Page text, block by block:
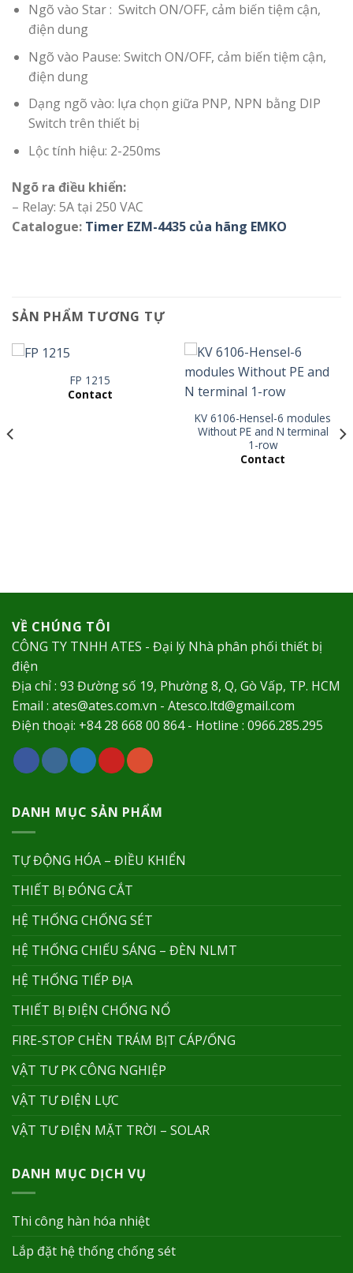
Ngõ vào Star : Switch ON/OFF, cảm biến tiệm cận,
điện dung
Ngõ vào Pause: Switch ON/OFF, cảm biến tiệm cận,
điện dung
Dạng ngõ vào: lựa chọn giữa PNP, NPN bằng DIP
Switch trên thiết bị
Lộc tính hiệu: 2-250ms
Ngõ ra điều khiển:
– Relay: 5A tại 250 VAC
Catalogue: Timer EZM-4435 của hãng EMKO
SẢN PHẨM TƯƠNG TỰ
FP 1215
Contact
KV 6106-Hensel-6 modules
Without PE and N terminal
1-row
Contact
VỀ CHÚNG TÔI
CÔNG TY TNHH ATES - Đại lý Nhà phân phối thiết bị
điện
Địa chỉ : 93 Đường số 19, Phường 8, Q, Gò Vấp, TP. HCM
Email : ates@ates.com.vn - Atesco.ltd@gmail.com
Điện thoại: +84 28 668 00 864 - Hotline : 0966.285.295
DANH MỤC SẢN PHẨM
TỰ ĐỘNG HÓA – ĐIỀU KHIỂN
THIẾT BỊ ĐÓNG CẮT
HỆ THỐNG CHỐNG SÉT
HỆ THỐNG CHIẾU SÁNG – ĐÈN NLMT
HỆ THỐNG TIẾP ĐỊA
THIẾT BỊ ĐIỆN CHỐNG NỔ
FIRE-STOP CHÈN TRÁM BỊT CÁP/ỐNG
VẬT TƯ PK CÔNG NGHIỆP
VẬT TƯ ĐIỆN LỰC
VẬT TƯ ĐIỆN MẶT TRỜI – SOLAR
DANH MỤC DỊCH VỤ
Thi công hàn hóa nhiệt
Lắp đặt hệ thống chống sét